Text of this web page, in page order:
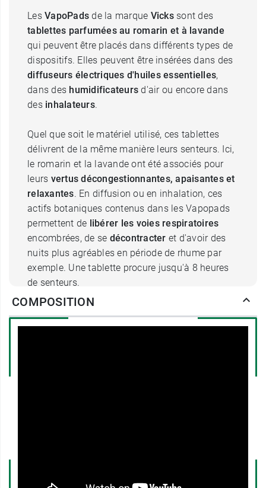
Les VapoPads de la marque Vickssont des
tablettes parfumées au romarin et à lavande
qui peuvent être placés dans différents types de
dispositifs. Elles peuvent être insérées dans des
diffuseurs électriques d'huiles essentielles,
dans des humidificateurs d'air ou encore dans
des inhalateurs.
Quel que soit le matériel utilisé, ces tablettes
délivrent de la même manière leurs senteurs. Ici,
le romarin et la lavande ont été associés pour
leurs vertus décongestionnantes, apaisantes et
relaxantes. En diffusion ou en inhalation, ces
actifs botaniques contenus dans les Vapopads
permettent de libérer les voies respiratoires
encombrées, de se décontracter et d'avoir des
nuits plus agréables en période de rhume par
exemple. Une tablette procure jusqu'à 8 heures
de senteurs.
fabrication de ces tablettes ont été dosées de
COMPOSITION